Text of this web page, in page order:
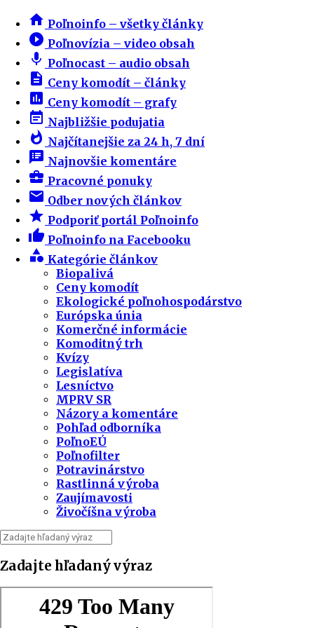
home Poľnoinfo – všetky články
play_circle_filled Poľnovízia – video obsah
mic Poľnocast – audio obsah
description Ceny komodít – články
insert_chart Ceny komodít – grafy
event_note Najbližšie podujatia
whatshot Najčítanejšie za 24 h, 7 dní
speaker_notes Najnovšie komentáre
business_center Pracovné ponuky
email Odber nových článkov
star Podporiť portál Poľnoinfo
thumb_up Poľnoinfo na Facebooku
category Kategórie článkov
Biopalivá
Ceny komodít
Ekologické poľnohospodárstvo
Európska únia
Komerčné informácie
Komoditný trh
Kvízy
Legislatíva
Lesníctvo
MPRV SR
Názory a komentáre
Pohľad odborníka
PoľnoEÚ
Poľnofilter
Potravinárstvo
Rastlinná výroba
Zaujímavosti
Živočíšna výroba
Zadajte hľadaný výraz